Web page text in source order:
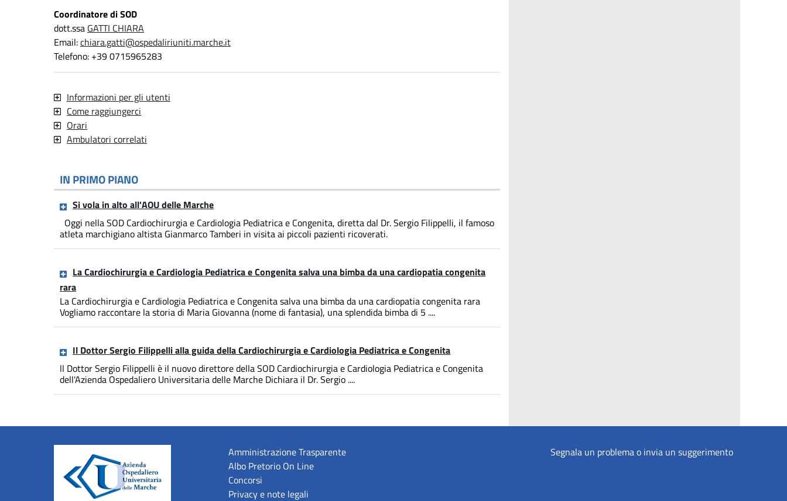
Coordinatore di SOD
dott.ssa GATTI CHIARA
Email:chiara.gatti@ospedaliriuniti.marche.it
Telefono: +39 0715965283
Informazioni per gli utenti
Come raggiungerci
Orari
Ambulatori correlati
IN PRIMO PIANO
Si vola in alto all'AOU delle Marche
Oggi nella SOD Cardiochirurgia e Cardiologia Pediatrica e Congenita, diretta dal Dr. Sergio Filippelli, il famoso
atleta marchigiano altista Gianmarco Tamberi in visita ai piccoli pazienti ricoverati.
La Cardiochirurgia e Cardiologia Pediatrica e Congenita salva una bimba da una cardiopatia congenita
rara
La Cardiochirurgia e Cardiologia Pediatrica e Congenita salva una bimba da una cardiopatia congenita rara
Vogliamo raccontare la storia di Maria Giovanna (nome di fantasia), una splendida bimba di 5 ....
Il Dottor Sergio Filippelli alla guida della Cardiochirurgia e Cardiologia Pediatrica e Congenita
ll Dottor Sergio Filippelli è il nuovo direttore della SOD Cardiochirurgia e Cardiologia Pediatrica e Congenita
dell'Azienda Ospedaliero Universitaria delle Marche Dichiara il Dr. Sergio ....
Amministrazione Trasparente
Albo Pretorio On Line
Concorsi
Privacy e note legali
Segnala un problema o invia un suggerimento